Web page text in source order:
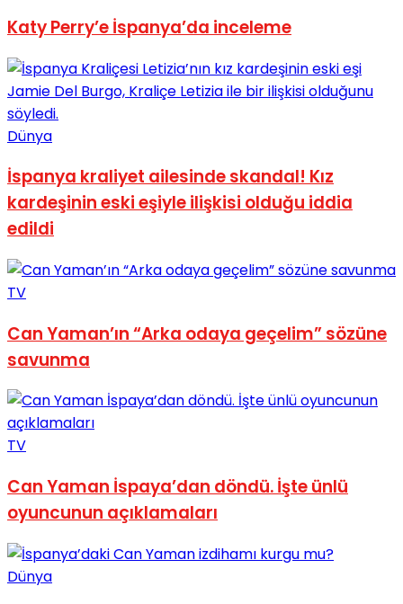
No Result
Katy Perry’e İspanya’da inceleme
Dünya
İspanya kraliyet ailesinde skandal! Kız
kardeşinin eski eşiyle ilişkisi olduğu iddia
edildi
TV
Can Yaman’ın “Arka odaya geçelim” sözüne
savunma
TV
Can Yaman İspaya’dan döndü. İşte ünlü
oyuncunun açıklamaları
Dünya